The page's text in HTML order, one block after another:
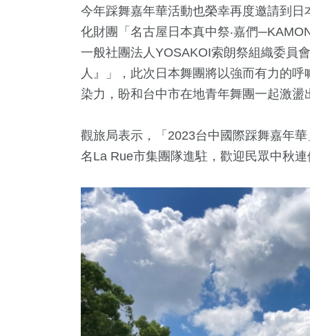
今年踩舞嘉年華活動也榮幸再度邀請到
化財團「名古屋日本真中祭‧嘉們
一般社團法人YOSAKOI索朗祭組織委員
人』」，此次日本舞團將以強而有力的
染力，盼和台中市在地青年舞團一起激盪
觀旅局表示，「2023台中國際踩舞嘉年
名La Rue市集團隊進駐，歡迎民眾中秋連